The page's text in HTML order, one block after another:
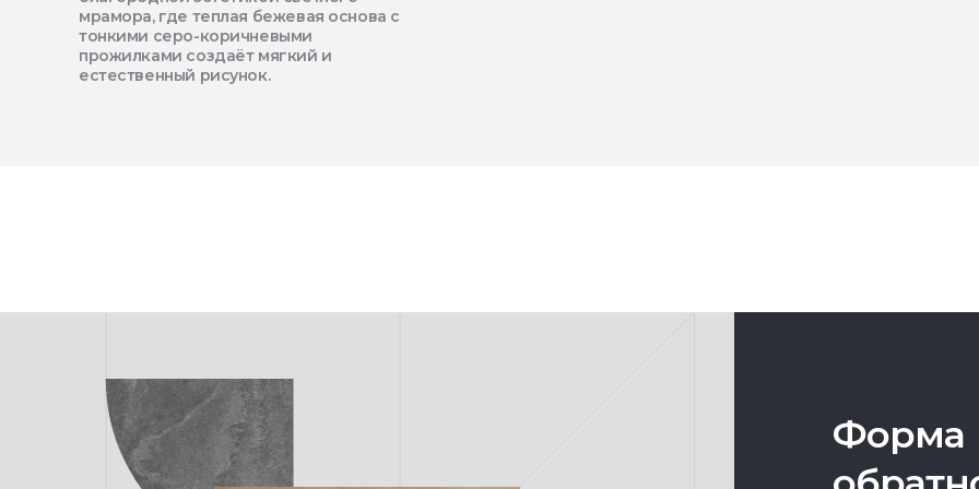
мрамора, где теплая бежевая основа с
тонкими серо-коричневыми
прожилками создаёт мягкий и
естественный рисунок.
Форма